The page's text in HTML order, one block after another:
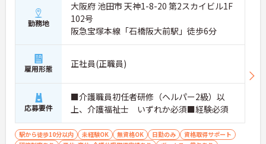
勤務地
大阪府 池田市 天神1-8-20 第2スカイビル1F
102号
阪急宝塚本線「石橋阪大前駅」徒歩6分
雇用形態 正社員(正職員)
応募要件
■介護職員初任者研修（ヘルパー2級）以
上、介護福祉士 いずれか必須■経験必須
駅から徒歩10分以内 未経験OK 無資格OK 日勤のみ
資格取得サポート